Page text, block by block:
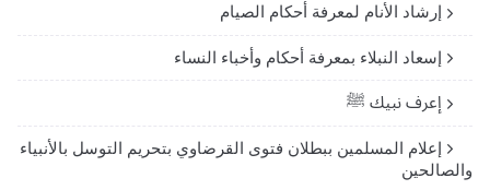
إرشاد الأنام لمعرفة أحكام الصيام
إسعاد النبلاء بمعرفة أحكام وأخباء النساء
إعرف نبيك ﷺ
إعلام المسلمين ببطلان فتوى القرضاوي بتحريم التوسل بالأنبياء
والصالحين